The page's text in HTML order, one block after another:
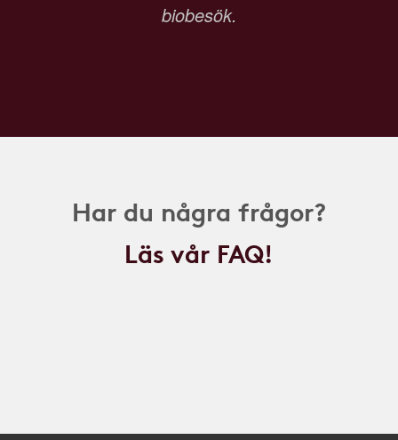
biobesök.
Har du några frågor?
Läs vår FAQ!